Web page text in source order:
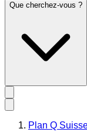
Que cherchez-vous ?
Plan Q